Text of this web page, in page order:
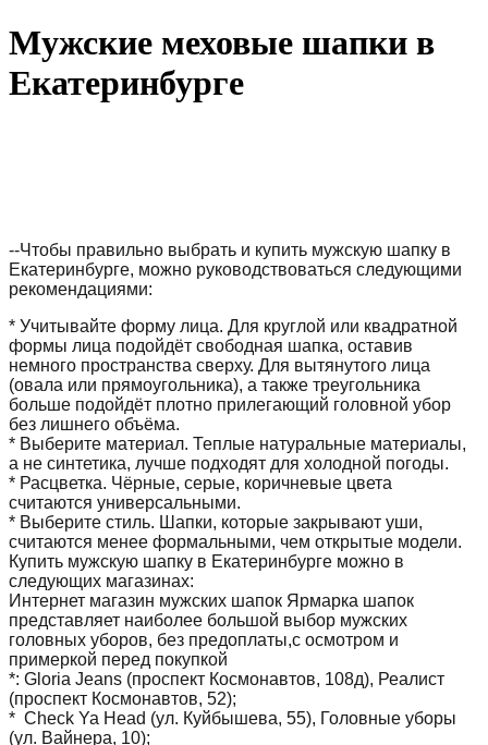
Мужские меховые шапки в
Екатеринбурге
--Чтобы правильно выбрать и купить мужскую шапку в
Екатеринбурге, можно руководствоваться следующими
рекомендациями:
* Учитывайте форму лица. Для круглой или квадратной
формы лица подойдёт свободная шапка, оставив
немного пространства сверху. Для вытянутого лица
(овала или прямоугольника), а также треугольника
больше подойдёт плотно прилегающий головной убор
без лишнего объёма.
* Выберите материал. Теплые натуральные материалы,
а не синтетика, лучше подходят для холодной погоды.
* Расцветка. Чёрные, серые, коричневые цвета
считаются универсальными.
* Выберите стиль. Шапки, которые закрывают уши,
считаются менее формальными, чем открытые модели.
Купить мужскую шапку в Екатеринбурге можно в
следующих магазинах:
Интернет магазин мужских шапок Ярмарка шапок
представляет наиболее большой выбор мужских
головных уборов, без предоплаты,с осмотром и
примеркой перед покупкой
*: Gloria Jeans (проспект Космонавтов, 108д), Реалист
(проспект Космонавтов, 52);
* Check Ya Head (ул. Куйбышева, 55), Головные уборы
(ул. Вайнера, 10);